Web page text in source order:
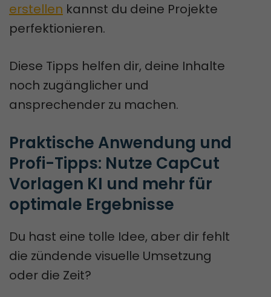
erstellen kannst du deine Projekte
perfektionieren.
Diese Tipps helfen dir, deine Inhalte
noch zugänglicher und
ansprechender zu machen.
Praktische Anwendung und
Profi-Tipps: Nutze CapCut
Vorlagen KI und mehr für
optimale Ergebnisse
Du hast eine tolle Idee, aber dir fehlt
die zündende visuelle Umsetzung
oder die Zeit?